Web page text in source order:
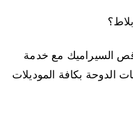
السيراميك مع خدمة
الدوحة بكافة الموديلات